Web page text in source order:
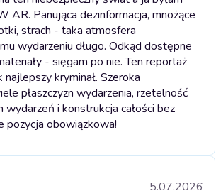
AR. Panująca dezinformacja, mnożące
strach - taka atmosfera
wydarzeniu długo. Odkąd dostępne
- sięgam po nie. Ten reportaż
najlepszy kryminał. Szeroka
płaszczyzn wydarzenia, rzetelność
wydarzeń i konstrukcja całości bez
pozycja obowiązkowa!
5.07.2026